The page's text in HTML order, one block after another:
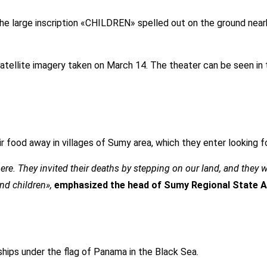
large inscription «CHILDREN» spelled out on the ground
imagery taken on March 14. The theater can be seen
food away in villages of Sumy area, which they enter looking
They invited their deaths by stepping on our land, and
children», emphasized the head of Sumy Regional State
under the flag of Panama in the Black Sea.